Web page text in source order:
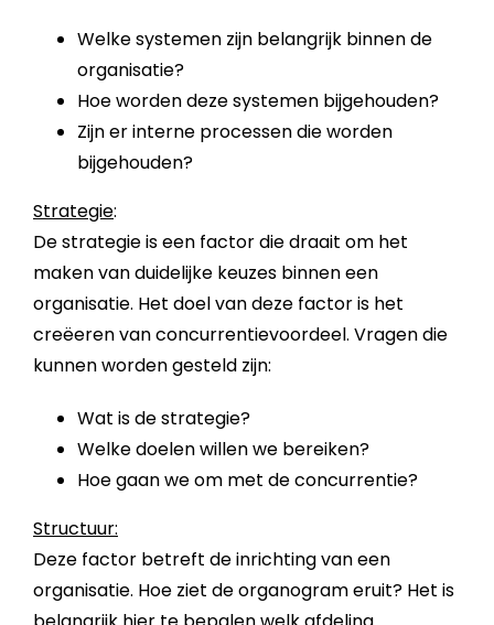
Welke systemen zijn belangrijk binnen de
organisatie?
Hoe worden deze systemen bijgehouden?
Zijn er interne processen die worden
bijgehouden?
Strategie:
De strategie is een factor die draait om het
maken van duidelijke keuzes binnen een
organisatie. Het doel van deze factor is het
creëeren van concurrentievoordeel. Vragen die
kunnen worden gesteld zijn:
Wat is de strategie?
Welke doelen willen we bereiken?
Hoe gaan we om met de concurrentie?
Structuur:
Deze factor betreft de inrichting van een
organisatie. Hoe ziet de organogram eruit? Het is